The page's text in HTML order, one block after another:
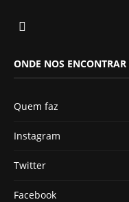
ONDE NOS ENCONTRAR
Quem faz
Instagram
Twitter
Facebook